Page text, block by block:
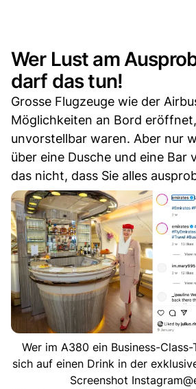
Wer Lust am
darf das tun!
Grosse Flugzeuge wie der
Möglichkeiten an Bord
unvorstellbar waren. Aber nur
über eine Dusche und eine Bar
das nicht, dass Sie alles
Wer im A380 ein Business-
sich auf einen Drink in der
Screenshot